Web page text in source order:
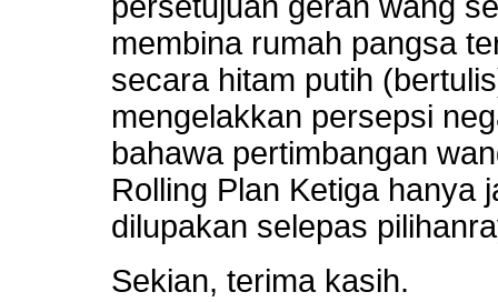
membina rumah pangsa
secara hitam putih
mengelakkan persepsi
bahawa pertimbangan
Rolling Plan Ketiga hanya
dilupakan selepas
Sekian, terima kasih.